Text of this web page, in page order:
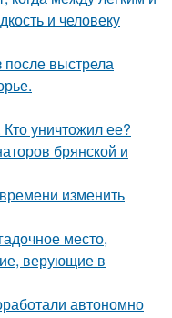
и человеку
после выстрела
уничтожил ее?
брянской и
изменить
место,
верующие в
автономно